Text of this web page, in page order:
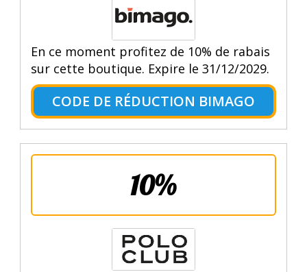
En ce moment profitez de 10% de rabais
sur cette boutique. Expire le 31/12/2029.
CODE DE RÉDUCTION BIMAGO
10%